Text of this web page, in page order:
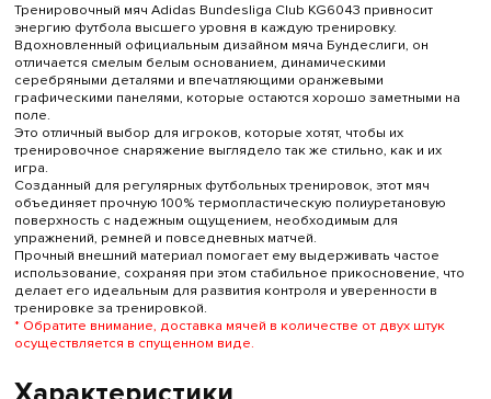
Тренировочный мяч Adidas Bundesliga Club KG6043 привносит
энергию футбола высшего уровня в каждую тренировку.
Вдохновленный официальным дизайном мяча Бундеслиги, он
отличается смелым белым основанием, динамическими
серебряными деталями и впечатляющими оранжевыми
графическими панелями, которые остаются хорошо заметными на
поле.
Это отличный выбор для игроков, которые хотят, чтобы их
тренировочное снаряжение выглядело так же стильно, как и их
игра.
Созданный для регулярных футбольных тренировок, этот мяч
объединяет прочную 100% термопластическую полиуретановую
поверхность с надежным ощущением, необходимым для
упражнений, ремней и повседневных матчей.
Прочный внешний материал помогает ему выдерживать частое
использование, сохраняя при этом стабильное прикосновение, что
делает его идеальным для развития контроля и уверенности в
тренировке за тренировкой.
* Обратите внимание, доставка мячей в количестве от двух штук
осуществляется в спущенном виде.